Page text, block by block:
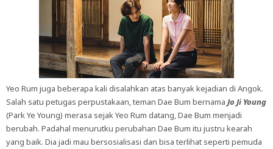
Yeo Rum juga beberapa kali disalahkan atas banyak kejadian di Angok.
Salah satu petugas perpustakaan, teman Dae Bum bernama Jo Ji Young
(Park Ye Young) merasa sejak Yeo Rum datang, Dae Bum menjadi
berubah. Padahal menurutku perubahan Dae Bum itu justru kearah
yang baik. Dia jadi mau bersosialisasi dan bisa terlihat seperti pemuda